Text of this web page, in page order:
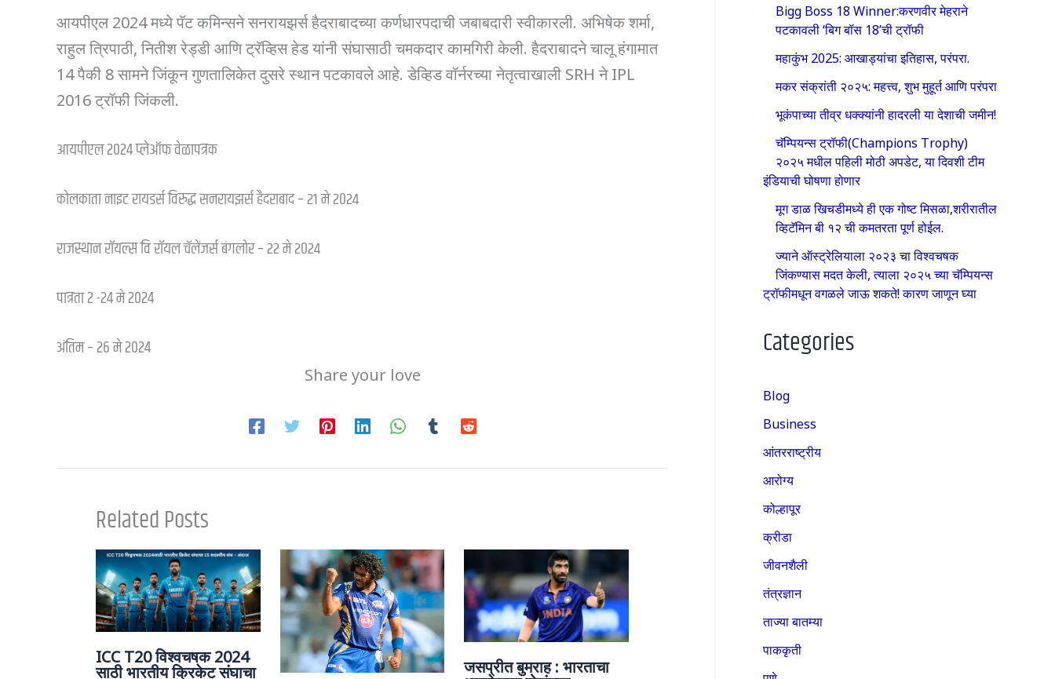
आयपीएल 2024 मध्ये पॅट कमिन्सने सनरायझर्स हैदराबादच्या कर्णधारपदाची जबाबदारी स्वीकारली. अभिषेक शर्मा,
राहुल त्रिपाठी, नितीश रेड्डी आणि ट्रॅव्हिस हेड यांनी संघासाठी चमकदार कामगिरी केली. हैदराबादने चालू हंगामात
14 पैकी 8 सामने जिंकून गुणतालिकेत दुसरे स्थान पटकावले आहे. डेव्हिड वॉर्नरच्या नेतृत्वाखाली SRH ने IPL
2016 ट्रॉफी जिंकली.
आयपीएल 2024 प्लेऑफ वेळापत्रक
कोलकाता नाइट रायडर्स विरुद्ध सनरायझर्स हैदराबाद – २१ मे २०२४
राजस्थान रॉयल्स वि रॉयल चॅलेंजर्स बंगलोर – २२ मे २०२४
पात्रता 2 -24 मे 2024
अंतिम – 26 मे 2024
Share your love
Related Posts
ICC T20 विश्वचषक 2024
साठी भारतीय क्रिकेट संघाचा जसप्रीत बुमराह : भारताचा
Bigg Boss 18 Winner:करणवीर मेहराने
पटकावली ‘बिग बॉस 18’ची ट्रॉफी
महाकुंभ 2025: आखाड्यांचा इतिहास, परंपरा.
मकर संक्रांती २०२५: महत्त्व, शुभ मुहूर्त आणि परंपरा
भूकंपाच्या तीव्र धक्क्यांनी हादरली या देशाची जमीन!
चॅम्पियन्स ट्रॉफी(Champions Trophy)
२०२५ मधील पहिली मोठी अपडेट, या दिवशी टीम
इंडियाची घोषणा होणार
मूग डाळ खिचडीमध्ये ही एक गोष्ट मिसळा,शरीरातील
व्हिटॅमिन बी १२ ची कमतरता पूर्ण होईल.
ज्याने ऑस्ट्रेलियाला २०२३ चा विश्वचषक
जिंकण्यास मदत केली, त्याला २०२५ च्या चॅम्पियन्स
ट्रॉफीमधून वगळले जाऊ शकते! कारण जाणून घ्या
Categories
Blog
Business
आंतरराष्ट्रीय
आरोग्य
कोल्हापूर
क्रीडा
जीवनशैली
तंत्रज्ञान
ताज्या बातम्या
पाककृती